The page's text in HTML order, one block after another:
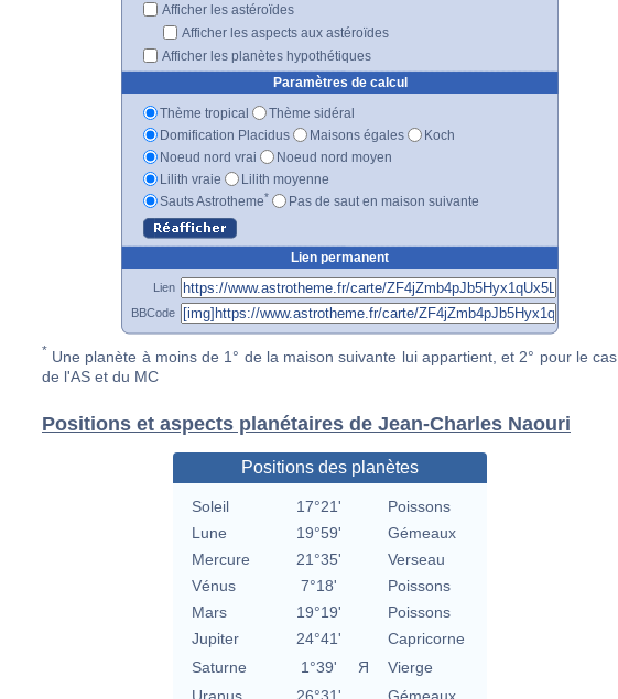
Afficher les astéroïdes
Afficher les aspects aux astéroïdes
Afficher les planètes hypothétiques
Paramètres de calcul
Thème tropical
Thème sidéral
Domification Placidus
Maisons égales
Koch
Noeud nord vrai
Noeud nord moyen
Lilith vraie
Lilith moyenne
Sauts Astrotheme* Pas de saut en maison suivante
Lien permanent
Lien
BBCode
* Une planète à moins de 1° de la maison suivante lui appartient, et 2° pour le cas
de l'AS et du MC
Positions et aspects planétaires de Jean-Charles Naouri
Positions des planètes
Soleil 17°21'
Poissons
Lune
19°59'
Gémeaux
Mercure
21°35'
Verseau
Vénus
7°18'
Poissons
Mars
19°19'
Poissons
Jupiter
24°41'
Capricorne
Saturne
1°39' Я
Vierge